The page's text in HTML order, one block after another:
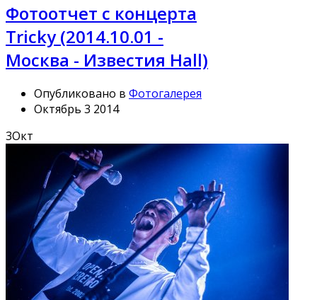
Фотоотчет с концерта
Tricky (2014.10.01 -
Москва - Известия Hall)
Опубликовано в Фотогалерея
Октябрь 3 2014
3Окт